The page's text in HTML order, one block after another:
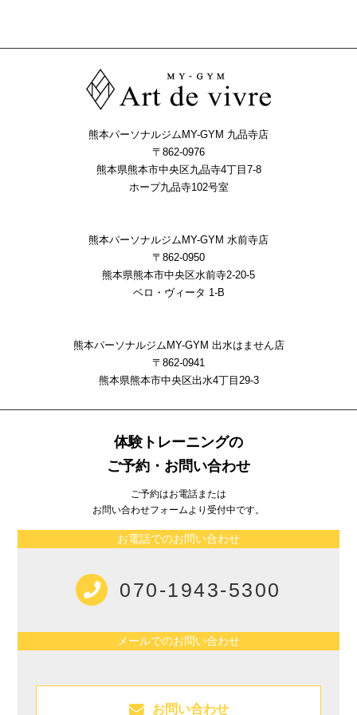
熊本パーソナルジムMY-GYM 九品寺店
〒862-0976
熊本県熊本市中央区九品寺4丁目7-8
ホープ九品寺102号室
熊本パーソナルジムMY-GYM 水前寺店
〒862-0950
熊本県熊本市中央区水前寺2-20-5
ベロ・ヴィータ 1-B
熊本パーソナルジムMY-GYM 出水はません店
〒862-0941
熊本県熊本市中央区出⽔4丁⽬29-3
体験トレーニングの
ご予約・お問い合わせ
ご予約はお電話または
お問い合わせフォームより受付中です。
お電話でのお問い合わせ
070-1943-5300
メールでのお問い合わせ
お問い合わせ